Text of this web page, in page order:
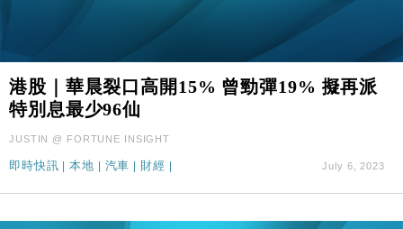
港股｜華晨裂口高開15% 曾勁彈19% 擬再派
特別息最少96仙
JUSTIN @ FORTUNE INSIGHT
即時快訊 |本地 汽車 財經 July 6, 2023